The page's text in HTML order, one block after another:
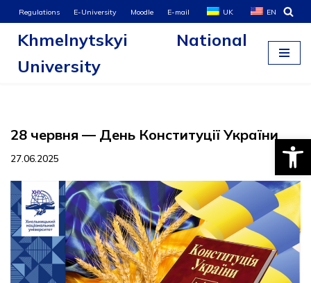
Skip
content
Regulations E-University Moodle E-mail UK EN
Khmelnytskyi National
University
28 червня — День Конституції України
27.06.2025